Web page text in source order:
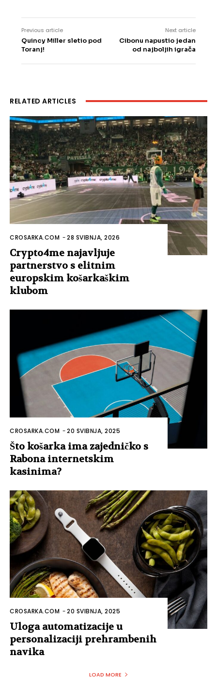
Previous article
Quincy Miller sletio pod
Toranj!
Next article
Cibonu napustio jedan
od najboljih igrača
RELATED ARTICLES
CROSARKA.COM -28 SVIBNJA, 2026
Crypto4me najavljuje
partnerstvo s elitnim
europskim košarkaškim
klubom
CROSARKA.COM -20 SVIBNJA, 2025
Što košarka ima zajedničko s
Rabona internetskim
kasinima?
CROSARKA.COM -20 SVIBNJA, 2025
Uloga automatizacije u
personalizaciji prehrambenih
navika
LOAD MORE